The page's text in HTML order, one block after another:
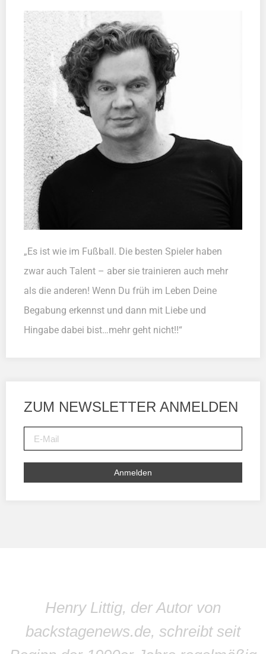
„Es ist wie im Fußball. Die besten Spieler haben
zwar auch Talent – aber sie trainieren auch mehr
als die anderen! Wenn Du früh im Leben Deine
Begabung erkennst und dann mit Liebe und
Hingabe dabei bist…mehr geht nicht!!“
ZUM NEWSLETTER ANMELDEN
Anmelden
Henry Littig, der Autor von
backstagenews.de, schreibt seit